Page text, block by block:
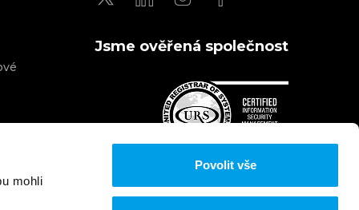
mohli
Povolit vše
Jsme ověřená společnost
Etnetera Group